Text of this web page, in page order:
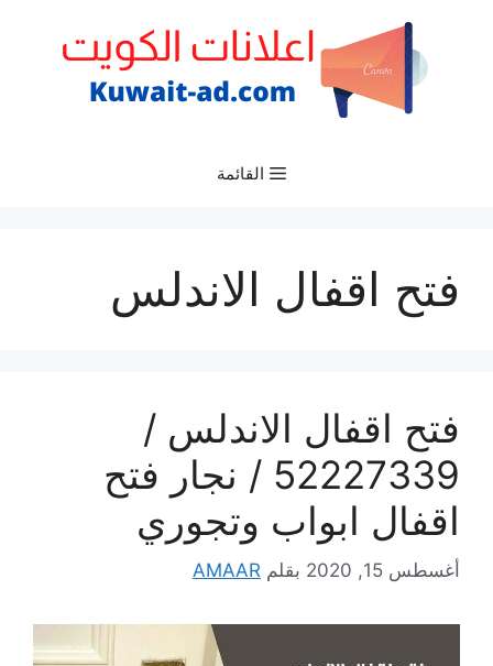
القائمة
فتح اقفال الاندلس
فتح اقفال الاندلس /
52227339 / نجار فتح
اقفال ابواب وتجوري
أغسطس 15, 2020 بقلم AMAAR